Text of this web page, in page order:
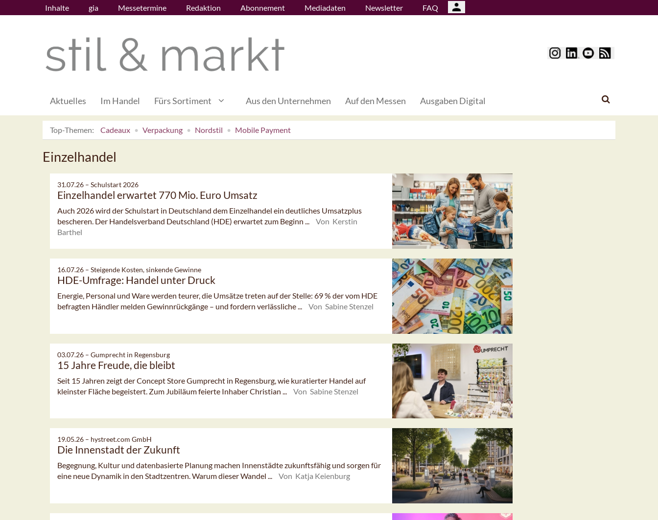
Inhalte gia Messetermine Redaktion Abonnement Mediadaten Newsletter FAQ
Aktuelles Im Handel Fürs Sortiment Aus den Unternehmen Auf den Messen Ausgaben Digital
Top-Themen: Cadeaux Verpackung Nordstil Mobile Payment
Einzelhandel
31.07.26 – Schulstart 2026
Einzelhandel erwartet 770 Mio. Euro Umsatz
Auch 2026 wird der Schulstart in Deutschland dem Einzelhandel ein deutliches Umsatzplus
bescheren. Der Handelsverband Deutschland (HDE) erwartet zum Beginn ...
Von Kerstin
Barthel
16.07.26 – Steigende Kosten, sinkende Gewinne
HDE-Umfrage: Handel unter Druck
Energie, Personal und Ware werden teurer, die Umsätze treten auf der Stelle: 69 % der vom HDE
befragten Händler melden Gewinnrückgänge – und fordern verlässliche ...
Von Sabine Stenzel
03.07.26 – Gumprecht in Regensburg
15 Jahre Freude, die bleibt
Seit 15 Jahren zeigt der Concept Store Gumprecht in Regensburg, wie kuratierter Handel auf
kleinster Fläche begeistert. Zum Jubiläum feierte Inhaber Christian ...
Von Sabine Stenzel
19.05.26 – hystreet.com GmbH
Die Innenstadt der Zukunft
Begegnung, Kultur und datenbasierte Planung machen Innenstädte zukunftsfähig und sorgen für
eine neue Dynamik in den Stadtzentren. Warum dieser Wandel ...
Von Katja Keienburg